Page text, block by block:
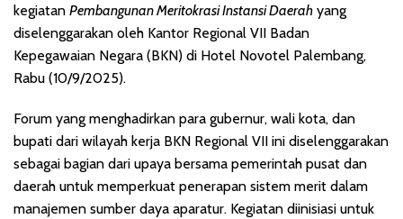
kegiatan Pembangunan Meritokrasi Instansi Daerah yang
diselenggarakan oleh Kantor Regional VII Badan
Kepegawaian Negara (BKN) di Hotel Novotel Palembang,
Rabu (10/9/2025).
Forum yang menghadirkan para gubernur, wali kota, dan
bupati dari wilayah kerja BKN Regional VII ini diselenggarakan
sebagai bagian dari upaya bersama pemerintah pusat dan
daerah untuk memperkuat penerapan sistem merit dalam
manajemen sumber daya aparatur. Kegiatan diinisiasi untuk